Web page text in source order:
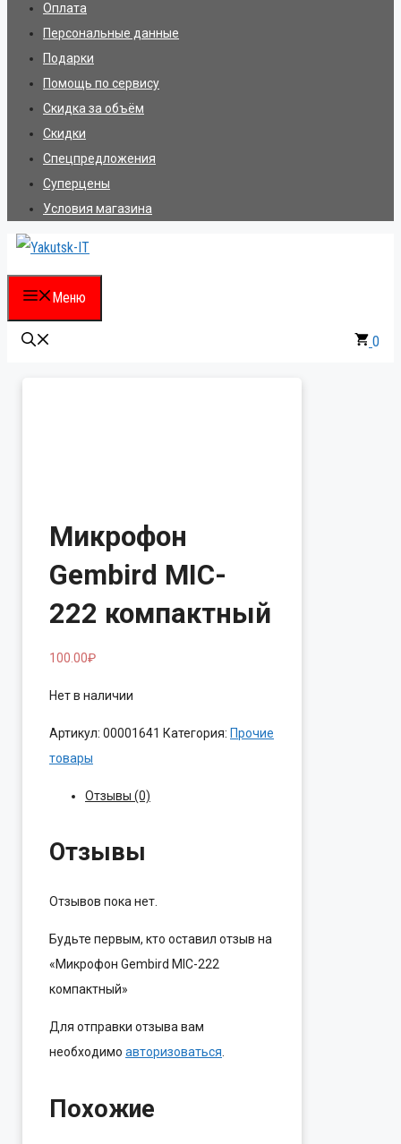
Оплата
Персональные данные
Подарки
Помощь по сервису
Скидка за объём
Скидки
Спецпредложения
Суперцены
Условия магазина
Меню
0
Микрофон
Gembird MIC-
222 компактный
100.00₽
Нет в наличии
Артикул: 00001641 Категория: Прочие
товары
Отзывы (0)
Отзывы
Отзывов пока нет.
Будьте первым, кто оставил отзыв на
«Микрофон Gembird MIC-222
компактный»
Для отправки отзыва вам
необходимо авторизоваться
Похожие